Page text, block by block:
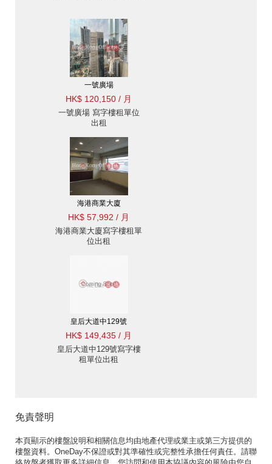
一號廣場
HK$ 120,150 / 月
一號廣場 寫字樓租單位
出租
海港商業大廈
HK$ 57,992 / 月
海港商業大廈寫字樓租單
位出租
皇后大道中129號
HK$ 149,435 / 月
皇后大道中129號寫字樓
租單位出租
免責聲明
本頁顯示的樓盤說明和相關信息均由地產代理或業主或第三方提供的
樓盤資料。OneDay不保證或對其準確性或完整性承擔任何責任。請聯